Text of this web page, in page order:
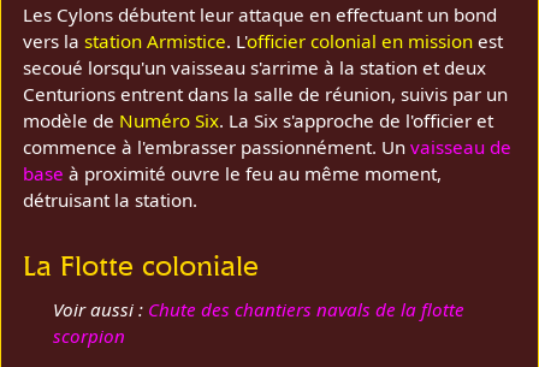
Les Cylons débutent leur attaque en effectuant un bond
vers lastation Armistice. L'officier colonial en mission est
secoué lorsqu'un vaisseau s'arrime à la station et deux
Centurions entrent dans la salle de réunion, suivis par un
modèle de Numéro Six. La Six s'approche de l'officier et
commence à l'embrasser passionnément. Unvaisseau de
base à proximité ouvre le feu au même moment,
détruisant la station.
La Flotte coloniale
Voir aussi : Chute des chantiers navals de la flotte
scorpion